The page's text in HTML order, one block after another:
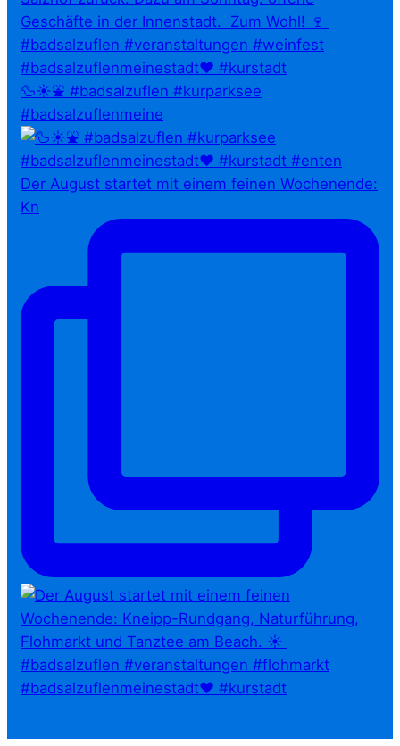
🦆☀️⛲ #badsalzuflen #kurparksee
#badsalzuflenmeine
Der August startet mit einem feinen Wochenende:
Kn